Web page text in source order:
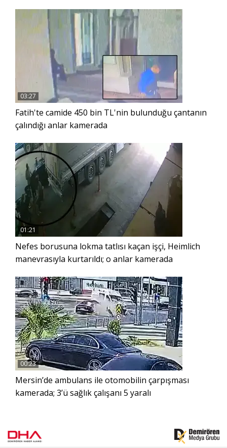
03:27
Fatih'te camide 450 bin TL'nin bulunduğu çantanın
çalındığı anlar kamerada
01:21
Nefes borusuna lokma tatlısı kaçan işçi, Heimlich
manevrasıyla kurtarıldı; o anlar kamerada
00:23
Mersin’de ambulans ile otomobilin çarpışması
kamerada; 3’ü sağlık çalışanı 5 yaralı